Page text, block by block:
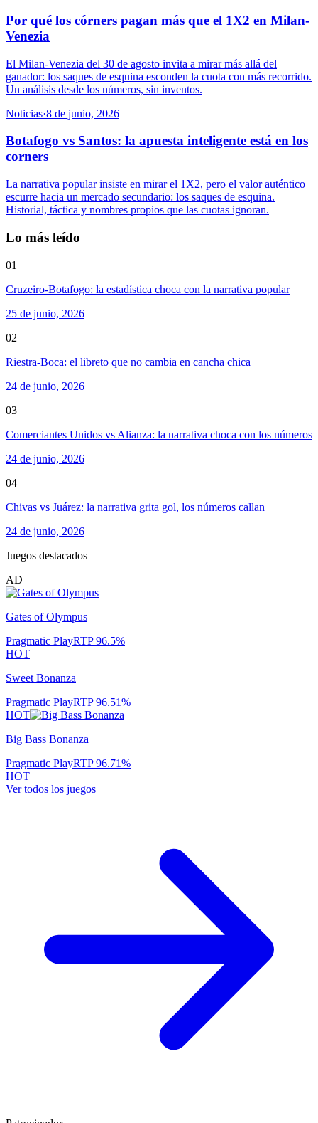
Por qué los córners pagan más que el 1X2 en Milan-
Venezia
El Milan-Venezia del 30 de agosto invita a mirar más allá del
ganador: los saques de esquina esconden la cuota con más recorrido.
Un análisis desde los números, sin inventos.
Noticias·8 de junio, 2026
Botafogo vs Santos: la apuesta inteligente está en los
corners
La narrativa popular insiste en mirar el 1X2, pero el valor auténtico
escurre hacia un mercado secundario: los saques de esquina.
Historial, táctica y nombres propios que las cuotas ignoran.
Lo más leído
01
Cruzeiro-Botafogo: la estadística choca con la narrativa popular
25 de junio, 2026
02
Riestra-Boca: el libreto que no cambia en cancha chica
24 de junio, 2026
03
Comerciantes Unidos vs Alianza: la narrativa choca con los números
24 de junio, 2026
04
Chivas vs Juárez: la narrativa grita gol, los números callan
24 de junio, 2026
Juegos destacados
AD
Gates of Olympus
Pragmatic PlayRTP96.5%
HOT
Sweet Bonanza
Pragmatic PlayRTP96.51%
HOT
Big Bass Bonanza
Pragmatic PlayRTP96.71%
HOT
Ver todos los juegos